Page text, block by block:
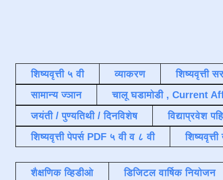
शिष्यवृत्ती ५ वी व्याकरण
शिष्यवृत्ती
सामान्य ज्ञान
चालू घडामोडी , Current
जयंती / पुण्यतिथी / दिनविशेष
विद्याप्रवेश
शिष्यवृत्ती पेपर्स PDF ५ वी व ८ वी
शैक्षणिक व्हिडीओ
डिजिटल वार्षिक नियोजन